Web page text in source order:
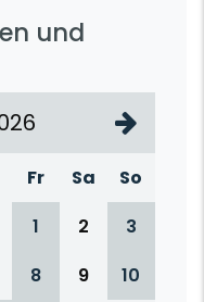
und
Fr Sa
So
1
2
3
8 9
10